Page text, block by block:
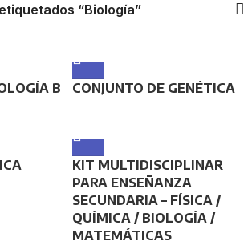
“Biología”
B
CONJUNTO DE GENÉTICA
KIT MULTIDISCIPLINAR
PARA ENSEÑANZA
SECUNDARIA – FÍSICA /
QUÍMICA / BIOLOGÍA /
MATEMÁTICAS